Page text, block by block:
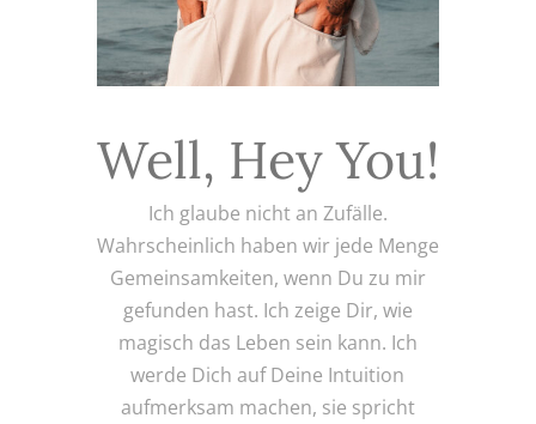
Well, Hey You!
Ich glaube nicht an Zufälle.
Wahrscheinlich haben wir jede Menge
Gemeinsamkeiten, wenn Du zu mir
gefunden hast. Ich zeige Dir, wie
magisch das Leben sein kann. Ich
werde Dich auf Deine Intuition
aufmerksam machen, sie spricht